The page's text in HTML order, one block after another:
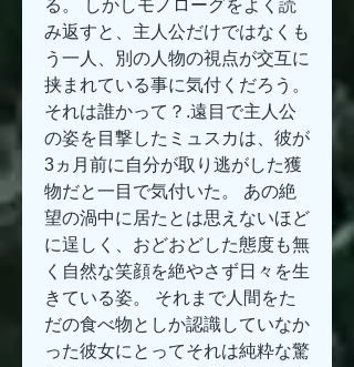
る。 しかしモノローグをよく読
み返すと、主人公だけではなくも
う一人、別の人物の視点が交互に
挟まれている事に気付くだろう。
それは誰かって？.遠目で主人公
の姿を目撃したミュスカは、彼が
3ヵ月前に自分が取り逃がした獲
物だと一目で気付いた。 あの絶
望の渦中に居たとは思えないほど
に逞しく、おどおどした態度も無
く自然な笑顔を絶やさず日々を生
きている姿。 それまで人間をた
だの食べ物としか認識していなか
った彼女にとってそれは純粋な驚